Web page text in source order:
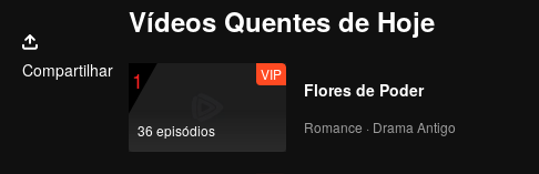
ASIA S2
Compartilhar
Vídeos Quentes de Hoje
1
36 episódios
VIP
Flores de Poder
Romance · Drama Antigo